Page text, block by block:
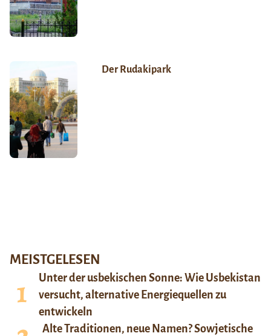
Der Rudakipark
MEISTGELESEN
Unter der usbekischen Sonne: Wie Usbekistan
versucht, alternative Energiequellen zu
entwickeln
Alte Traditionen, neue Namen? Sowjetische